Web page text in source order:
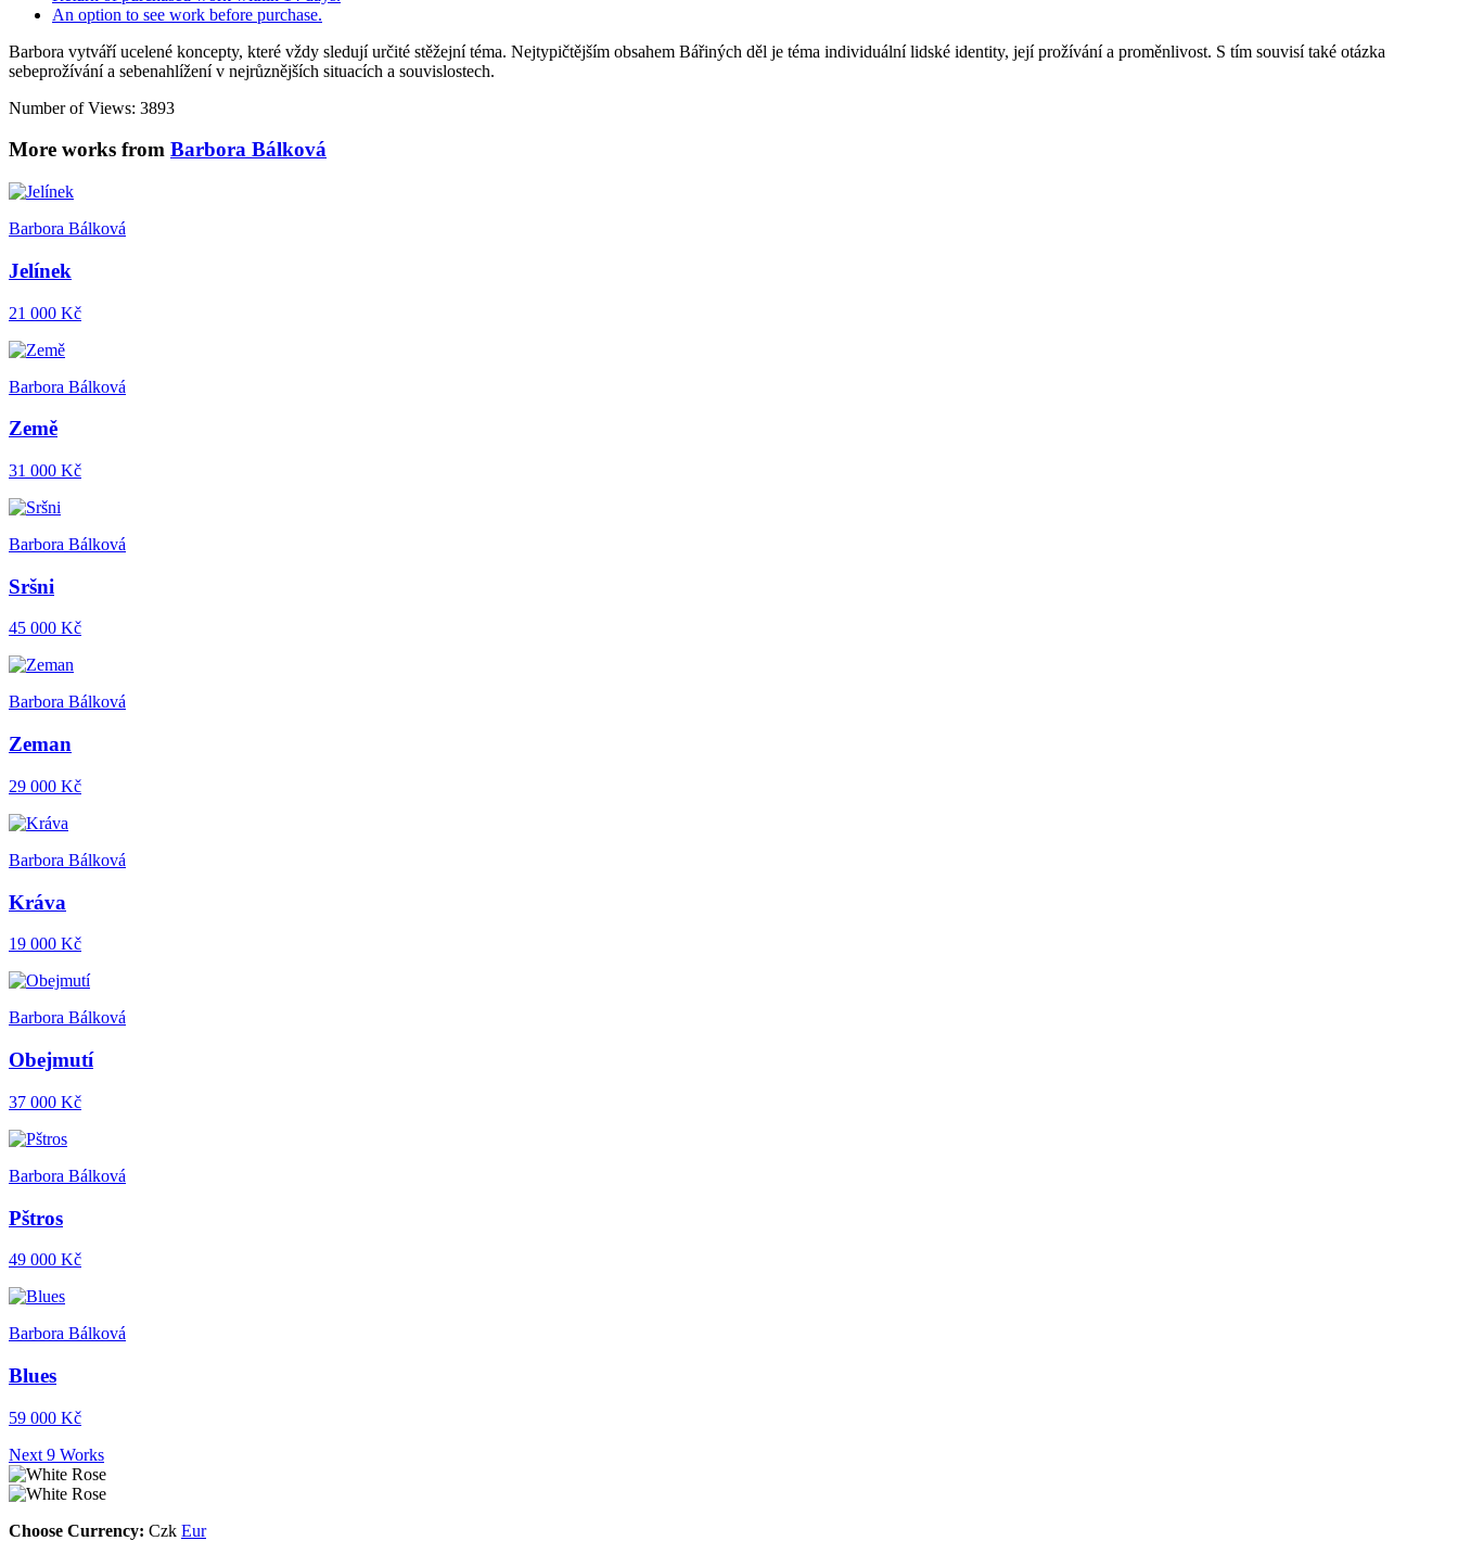
An option to see work before purchase.
Barbora vytváří ucelené koncepty, které vždy sledují určité stěžejní téma. Nejtypičtějším obsahem Bářiných děl je téma individuální lidské identity, její prožívání a proměnlivost. S tím souvisí také otázka
sebeprožívání a sebenahlížení v nejrůznějších situacích a souvislostech.
Number of Views: 3893
More works from Barbora Bálková
Barbora Bálková
Jelínek
21 000 Kč
Barbora Bálková
Země
31 000 Kč
Barbora Bálková
Sršni
45 000 Kč
Barbora Bálková
Zeman
29 000 Kč
Barbora Bálková
Kráva
19 000 Kč
Barbora Bálková
Obejmutí
37 000 Kč
Barbora Bálková
Pštros
49 000 Kč
Barbora Bálková
Blues
59 000 Kč
Next 9 Works
Choose Currency: Czk Eur